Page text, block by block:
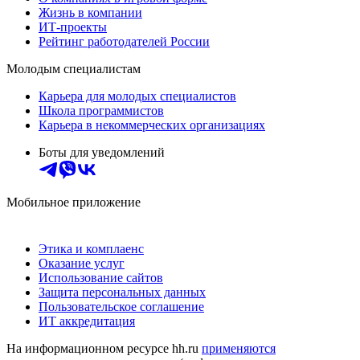
Жизнь в компании
ИТ-проекты
Рейтинг работодателей России
Молодым специалистам
Карьера для молодых специалистов
Школа программистов
Карьера в некоммерческих организациях
Боты для уведомлений
Мобильное приложение
Этика и комплаенс
Оказание услуг
Использование сайтов
Защита персональных данных
Пользовательское соглашение
ИТ аккредитация
На информационном ресурсе hh.ru применяются